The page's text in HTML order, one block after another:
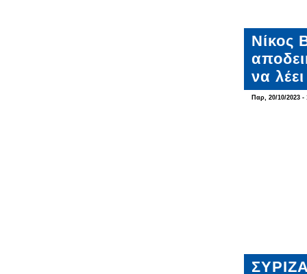
Νίκος
να
Παρ, 20/10/2023 -